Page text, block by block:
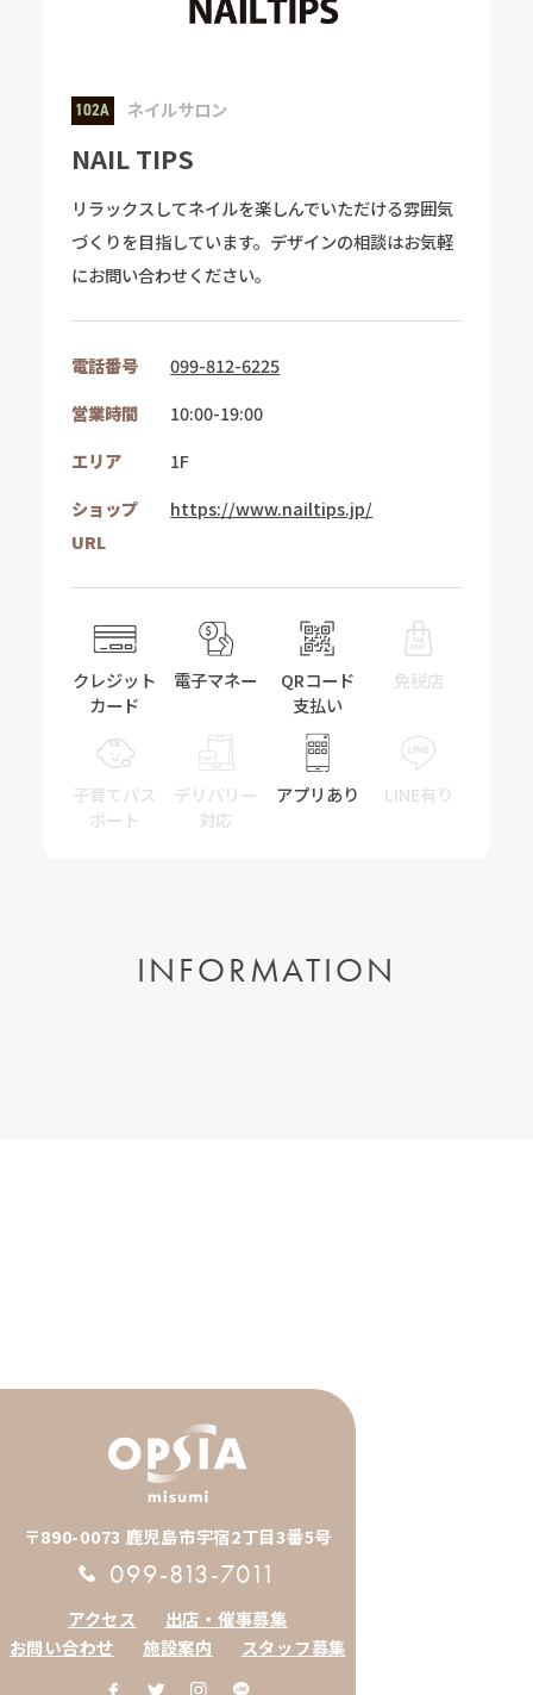
102A ネイルサロン
NAIL TIPS
リラックスしてネイルを楽しんでいただける雰囲気
づくりを目指しています。デザインの相談はお気軽
にお問い合わせください。
電話番号
099-812-6225
営業時間
10:00-19:00
エリア
1F
ショップ
URL
https://www.nailtips.jp/
クレジット
カード
電子マネー
QRコード
支払い
免税店
子育てパス
ポート
デリバリー
対応
アプリあり LINE有り
INFORMATION
〒890-0073 鹿児島市宇宿2丁目3番5号
099-813-7011
アクセス
出店・催事募集
お問い合わせ
施設案内 スタッフ募集